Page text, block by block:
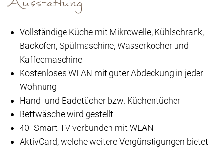
Ausstattung
Vollständige Küche mit Mikrowelle, Kühlschrank,
Backofen, Spülmaschine, Wasserkocher und
Kaffeemaschine
Kostenloses WLAN mit guter Abdeckung in jeder
Wohnung
Hand- und Badetücher bzw. Küchentücher
Bettwäsche wird gestellt
40'' Smart TV verbunden mit WLAN
AktivCard, welche weitere Vergünstigungen bietet